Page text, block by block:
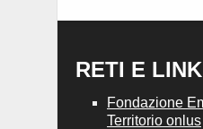
RETI E LINK
Fondazione
Territorio onlus